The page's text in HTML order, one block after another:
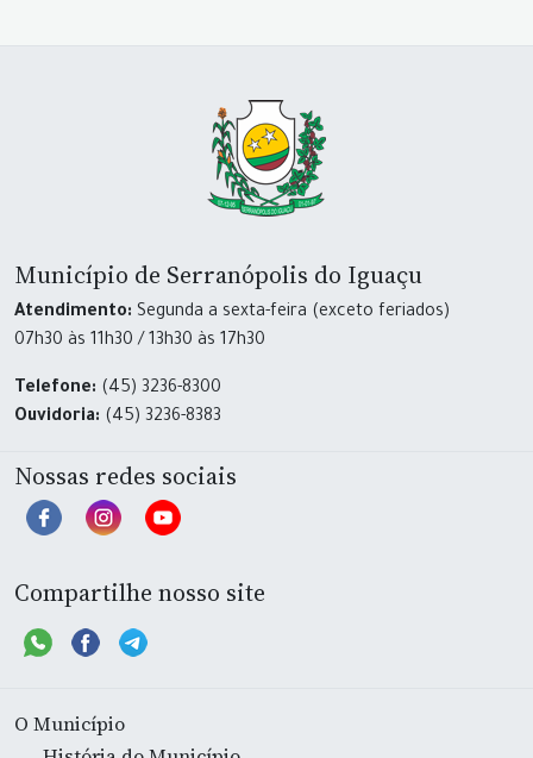
Município de Serranópolis do Iguaçu
Atendimento: Segunda a sexta-feira (exceto feriados)
07h30 às 11h30 / 13h30 às 17h30
Telefone: (45) 3236-8300
Ouvidoria: (45) 3236-8383
Nossas redes sociais
Compartilhe nosso site
O Município